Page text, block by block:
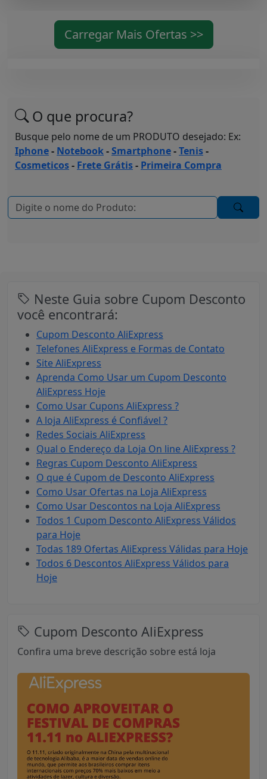
Carregar Mais Ofertas >>
O que procura?
Busque pelo nome de um PRODUTO desejado: Ex:
Iphone- Notebook-Smartphone-Tenis-
Cosmeticos- Frete Grátis- Primeira Compra
Neste Guia sobre Cupom Desconto
você encontrará:
Cupom Desconto AliExpress
Telefones AliExpress e Formas de Contato
Site AliExpress
Aprenda Como Usar um Cupom Desconto
AliExpress Hoje
Como Usar Cupons AliExpress ?
A loja AliExpress é Confiável ?
Redes Sociais AliExpress
Qual o Endereço da Loja On line AliExpress ?
Regras Cupom Desconto AliExpress
O que é Cupom de Desconto AliExpress
Como Usar Ofertas na Loja AliExpress
Como Usar Descontos na Loja AliExpress
Todos 1 Cupom Desconto AliExpress Válidos
para Hoje
Todas 189 Ofertas AliExpress Válidas para Hoje
Todos 6 Descontos AliExpress Válidos para
Hoje
Cupom Desconto AliExpress
Confira uma breve descrição sobre está loja